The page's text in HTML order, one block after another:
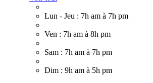
Lun - Jeu : 7h am à 7h pm
Ven : 7h am à 8h pm
Sam : 7h am à 7h pm
Dim : 9h am à 5h pm